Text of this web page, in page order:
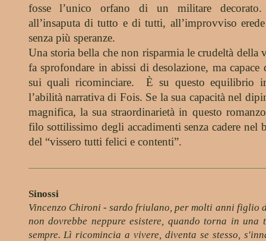
fosse l’unico orfano di un militare
all’insaputa di tutto e di tutti, all’improvviso
senza più speranze.
Una storia bella che non risparmia le crudeltà della
fa sprofondare in abissi di desolazione, ma
sui quali ricominciare. È su questo equilibrio
l’abilità narrativa di Fois. Se la sua capacità nel
magnifica, la sua straordinarietà in questo
filo sottilissimo degli accadimenti senza cadere nel
del “vissero tutti felici e contenti”.
Sinossi
Vincenzo Chironi - sardo friulano, per molti anni figlio
non dovrebbe neppure esistere, quando torna in una
sempre. Lì ricomincia a vivere, diventa se stesso,